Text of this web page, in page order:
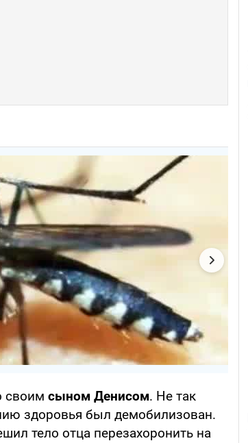
своим сыном Денисом. Не так
здоровья был демобилизован.
тело отца перезахоронить на